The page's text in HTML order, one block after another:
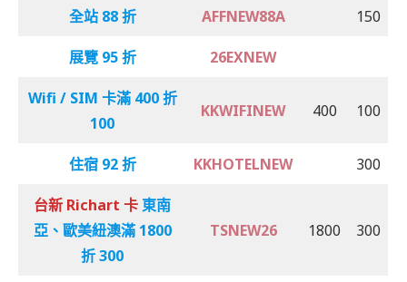
全站 88 折 AFFNEW88A 150
展覽 95 折 26EXNEW
Wifi / SIM 卡滿 400 折
100
KKWIFINEW 400 100
住宿 92 折 KKHOTELNEW 300
台新 Richart 卡 東南
亞、歐美紐澳滿 1800
折 300
TSNEW26 1800 300